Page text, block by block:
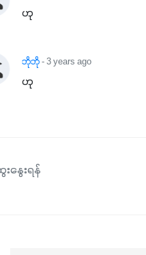
ဟု
ဘိုဘို- 3 years ago
ဟု
နွေးရန်